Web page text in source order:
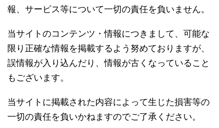
報、サービス等について一切の責任を負いません。
当サイトのコンテンツ・情報につきまして、可能な
限り正確な情報を掲載するよう努めておりますが、
誤情報が入り込んだり、情報が古くなっていること
もございます。
当サイトに掲載された内容によって生じた損害等の
一切の責任を負いかねますのでご了承ください。